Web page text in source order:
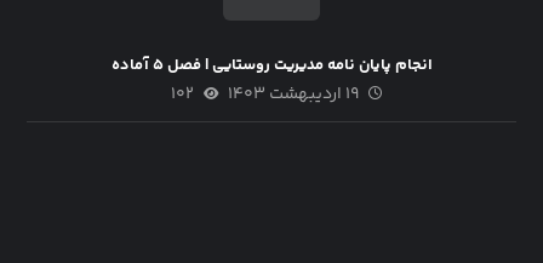
انجام پایان نامه مدیریت روستایی | فصل ۵ آماده
۱۹ اردیبهشت ۱۴۰۳ ۱۰۲